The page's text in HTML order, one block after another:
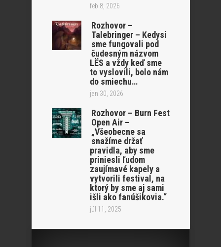
feb 8, 2026
Rozhovor –
Talebringer – Kedysi
sme fungovali pod
čudesným názvom
LËS a vždy keď sme
to vyslovili, bolo nám
do smiechu…
jan 30, 2026
Rozhovor – Burn Fest
Open Air –
„Všeobecne sa
snažíme držať
pravidla, aby sme
priniesli ľudom
zaujímavé kapely a
vytvorili festival, na
ktorý by sme aj sami
išli ako fanúšikovia.“
júl 11, 2025